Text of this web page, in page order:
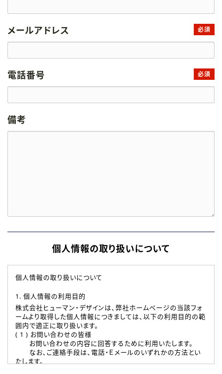
メールアドレス 必須
電話番号 必須
備考
個人情報の取り扱いについて
個人情報の取り扱いについて
1. 個人情報の利用目的
株式会社ヒューマン・デザインは、弊社ホームページの当該フォ
ームより取得した個人情報につきましては、以下の利用目的の範
囲内で適正に取り扱います。
( 1 ) お問い合わせの皆様
お問い合わせの内容に回答するために利用いたします。
なお、ご連絡手段は、電話・Ｅメールのいずれかの方法とい
たします。